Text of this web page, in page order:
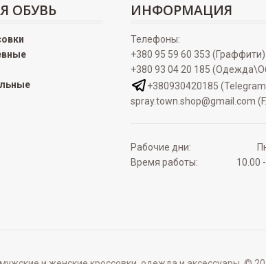
ОБУВЬ ИНФОРМАЦИЯ
Телефоны:
+380 95 59 60 353 (Граффити)
+380 93 04 20 185
+380930420185
spray.town.shop@gmail.com
Рабочие дни:
Время работы:
10.00